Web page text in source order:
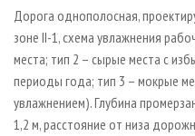
Дорога однополосная,
зоне II-1, схема увлажнения
места; тип 2 – сырые места с
периоды года; тип 3 – мокрые
увлажнением). Глубина
1,2 м, расстояние от низа